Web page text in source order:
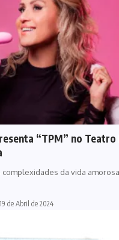
“TPM” no Teatro
da vida
de Abril de 2024